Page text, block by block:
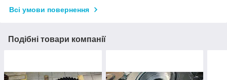
Всі умови повернення
Подібні товари компанії